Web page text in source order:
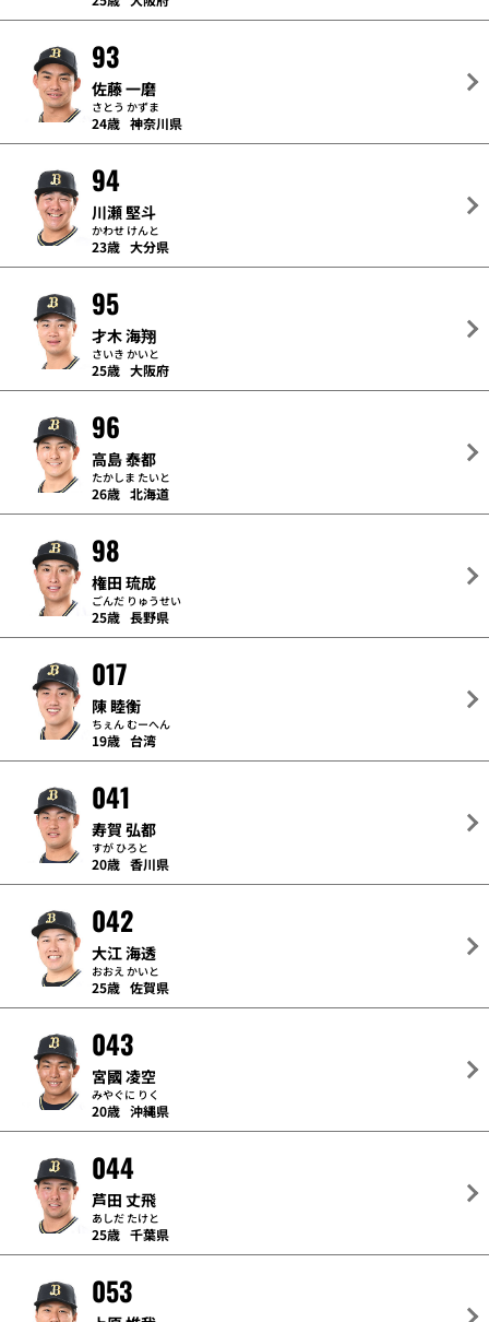
93
佐藤 一磨
さとう かずま
24歳 神奈川県
94
川瀬 堅斗
かわせ けんと
23歳 大分県
95
才木 海翔
さいき かいと
25歳 大阪府
96
高島 泰都
たかしま たいと
26歳 北海道
98
権田 琉成
ごんだ りゅうせい
25歳 長野県
017
陳 睦衡
ちぇん むーへん
19歳 台湾
041
寿賀 弘都
すが ひろと
20歳 香川県
042
大江 海透
おおえ かいと
25歳 佐賀県
043
宮國 凌空
みやぐに りく
20歳 沖縄県
044
芦田 丈飛
あしだ たけと
25歳 千葉県
053